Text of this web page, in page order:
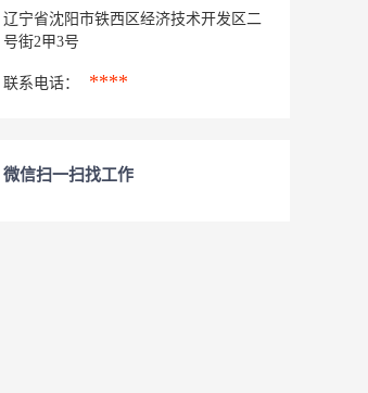
辽宁省沈阳市铁西区经济技术开发区二
号街2甲3号
联系电话： ****
微信扫一扫找工作